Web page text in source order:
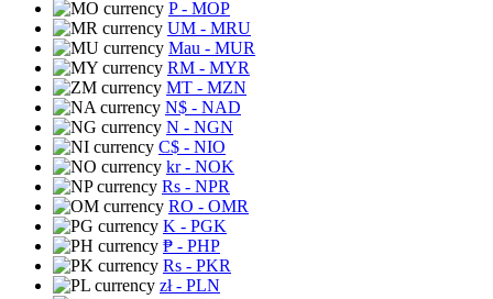
P- MOP
UM - MRU
Mau - MUR
RM - MYR
MT - MZN
N$ - NAD
N - NGN
C$ - NIO
kr- NOK
Rs - NPR
RO - OMR
K - PGK
₱ - PHP
Rs - PKR
zł- PLN